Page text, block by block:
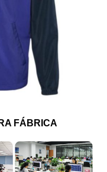
FÁBRICA